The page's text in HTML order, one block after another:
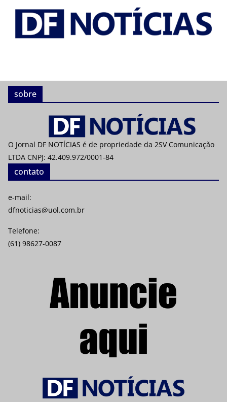
sobre
O Jornal DF NOTÍCIAS é de propriedade da 2SV Comunicação
LTDA CNPJ: 42.409.972/0001-84
contato
e-mail:
dfnoticias@uol.com.br
Telefone:
(61) 98627-0087